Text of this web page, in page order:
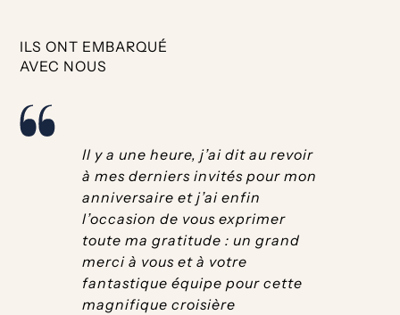
ILS ONT EMBARQUÉ
AVEC NOUS
Il y a une heure, j’ai dit au revoir
à mes derniers invités pour mon
anniversaire et j’ai enfin
l’occasion de vous exprimer
toute ma gratitude : un grand
merci à vous et à votre
fantastique équipe pour cette
magnifique croisière